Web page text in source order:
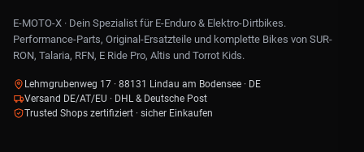
E-MOTO-X · Dein Spezialist für E-Enduro & Elektro-Dirtbikes.
Performance-Parts, Original-Ersatzteile und komplette Bikes von SUR-
RON, Talaria, RFN, E Ride Pro, Altis und Torrot Kids.
Lehmgrubenweg 17 · 88131 Lindau am Bodensee · DE
Versand DE/AT/EU · DHL & Deutsche Post
Trusted Shops zertifiziert · sicher Einkaufen